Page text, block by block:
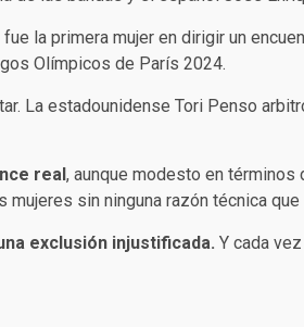
la primera mujer en dirigir un
Olímpicos de París 2024.
La estadounidense Tori Penso
real, aunque modesto en términos
sin ninguna razón técnica
exclusión injustificada. Y cada